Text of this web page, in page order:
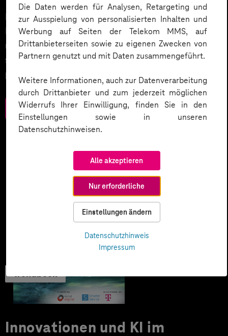
Die Daten werden für Analysen, Retargeting und
zur Ausspielung von personalisierten Inhalten und
Werbung auf Seiten der Telekom MMS, auf
Drittanbieterseiten sowie zu eigenen Zwecken von
Partnern genutzt und mit Daten zusammengeführt.
Weitere Informationen, auch zur Datenverarbeitung
durch Drittanbieter und zum jederzeit möglichen
Widerrufs Ihrer Einwilligung, finden Sie in den
Einstellungen sowie in unseren
Datenschutzhinweisen.
Alle akzeptieren
Nur erforderliche
Einstellungen ändern
Datenschutzhinweis
Impressum
Datenschutz in KI-Projekten leicht gemacht:
Entdecken Sie 10 entscheidende Schritte, um
rechtliche Anforderungen zu erfüllen, Vertrauen zu
stärken und Innovation sicher zu gestalten – inklusive
praktischer Checkliste zum Download.
Zum Download
Trendbook
Innovationen und KI im